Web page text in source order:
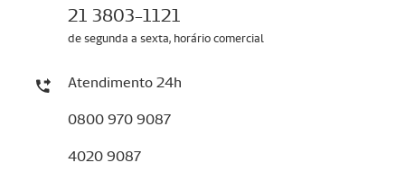
21 3803-1121
de segunda a sexta, horário comercial
Atendimento 24h
0800 970 9087
4020 9087